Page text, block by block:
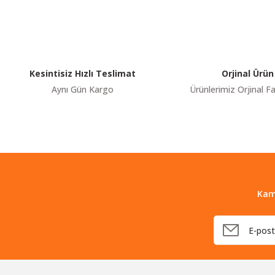
Ürün bilgilerinde hatalar bulunuyor.
Ürün fiyatı diğer sitelerden daha pahalı.
Kesintisiz Hızlı Teslimat
Aynı Gün Kargo
Orjinal Ürün
Ürünlerimiz Orjinal